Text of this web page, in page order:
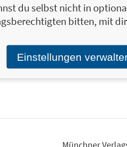
Ja, ich will über
Wir halten Sie per
E-Mail-Adresse:
Münchner
du selbst nicht in
bitten, mit
Einstellungen